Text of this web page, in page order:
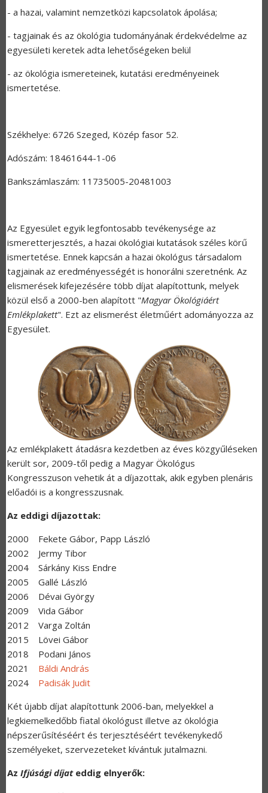
- a hazai, valamint nemzetközi kapcsolatok ápolása;
- tagjainak és az ökológia tudományának érdekvédelme az
egyesületi keretek adta lehetőségeken belül
- az ökológia ismereteinek, kutatási eredményeinek
ismertetése.
Székhelye: 6726 Szeged, Közép fasor 52.
Adószám: 18461644-1-06
Bankszámlaszám: 11735005-20481003
Az Egyesület egyik legfontosabb tevékenysége az
ismeretterjesztés, a hazai ökológiai kutatások széles körű
ismertetése. Ennek kapcsán a hazai ökológus társadalom
tagjainak az eredményességét is honorálni szeretnénk. Az
elismerések kifejezésére több díjat alapítottunk, melyek
közül első a 2000-ben alapított "Magyar Ökológiáért
Emlékplakett". Ezt az elismerést életműért adományozza az
Egyesület.
Az emlékplakett átadásra kezdetben az éves közgyűléseken
került sor, 2009-től pedig a Magyar Ökológus
Kongresszuson vehetik át a díjazottak, akik egyben plenáris
előadói is a kongresszusnak.
Az eddigi díjazottak:
2000 Fekete Gábor, Papp László
2002 Jermy Tibor
2004 Sárkány Kiss Endre
2005 Gallé László
2006 Dévai György
2009 Vida Gábor
2012 Varga Zoltán
2015 Lövei Gábor
2018 Podani János
2021 Báldi András
2024 Padisák Judit
Két újabb díjat alapítottunk 2006-ban, melyekkel a
legkiemelkedőbb fiatal ökológust illetve az ökológia
népszerűsítéséért és terjesztéséért tevékenykedő
személyeket, szervezeteket kívántuk jutalmazni.
Az Ifjúsági díjateddig elnyerők: